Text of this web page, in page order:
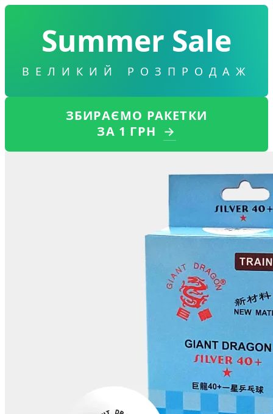
Summer Sale
ВЕЛИКИЙ РОЗПРОДАЖ
ЗБИРАЄМО РАКЕТКИ
ЗА 1 ГРН →